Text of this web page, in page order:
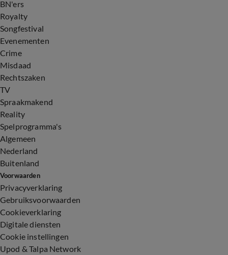
BN'ers
Royalty
Songfestival
Evenementen
Crime
Misdaad
Rechtszaken
TV
Spraakmakend
Reality
Spelprogramma's
Algemeen
Nederland
Buitenland
Voorwaarden
Privacyverklaring
Gebruiksvoorwaarden
Cookieverklaring
Digitale diensten
Cookie instellingen
Upod & Talpa Network